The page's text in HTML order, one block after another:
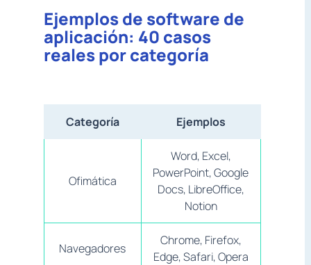
Mantente
Ejemplos de software de
aplicación: 40 casos
reales por categoría
Categoría Ejemplos
Ofimática
Word, Excel,
PowerPoint, Google
Docs, LibreOffice,
Notion
Navegadores
Chrome, Firefox,
Edge, Safari, Opera